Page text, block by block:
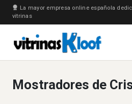
La mayor empresa online española
vitrinas
Mostradores de